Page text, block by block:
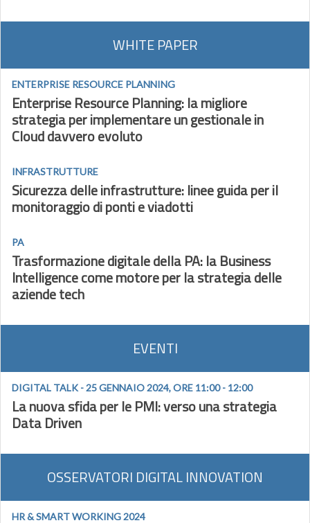
WHITE PAPER
ENTERPRISE RESOURCE PLANNING
Enterprise Resource Planning: la migliore
strategia per implementare un gestionale in
Cloud davvero evoluto
INFRASTRUTTURE
Sicurezza delle infrastrutture: linee guida per il
monitoraggio di ponti e viadotti
PA
Trasformazione digitale della PA: la Business
Intelligence come motore per la strategia delle
aziende tech
EVENTI
DIGITAL TALK - 25 GENNAIO 2024, ORE 11:00 - 12:00
La nuova sfida per le PMI: verso una strategia
Data Driven
OSSERVATORI DIGITAL INNOVATION
HR & SMART WORKING 2024